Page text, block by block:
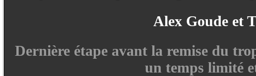
Alex Goude et
Dernière étape avant la remise du
un temps limité